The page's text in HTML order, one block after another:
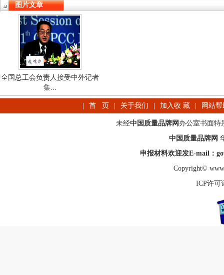
图片文章
全国总工会负责人接受中外记者
集...
首 页 关于我们 加入收 藏 网站帮
未经中国质量品牌网 办公室书面特
中国质量品牌网
申报材料欢迎发E-mail：
Copyright©
ICP许可